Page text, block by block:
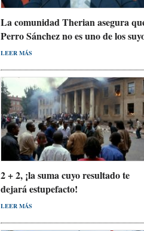
La comunidad Therian asegura
Perro Sánchez no es uno de los
LEER MÁS
2 + 2, ¡la suma cuyo resultado te
dejará estupefacto!
LEER MÁS